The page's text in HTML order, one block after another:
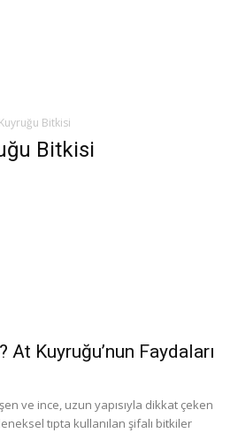
Bitkisi
Bitkisi
Kuyruğu’nun Faydaları
ve ince, uzun yapısıyla dikkat çeken
tıpta kullanılan şifalı bitkiler